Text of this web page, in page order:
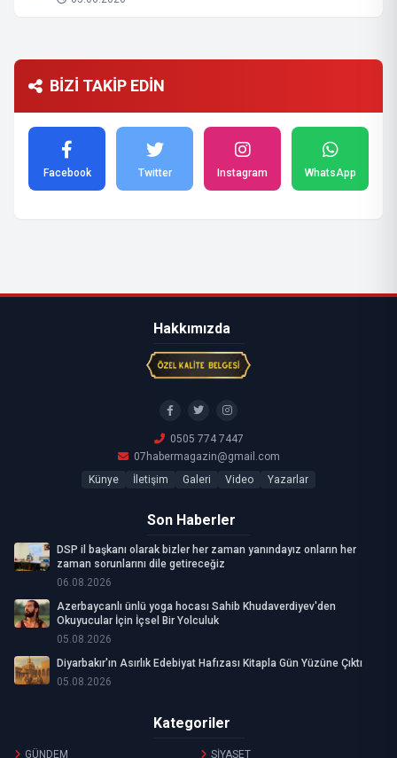
BİZİ TAKİP EDİN
Facebook Twitter Instagram WhatsApp
Hakkımızda
0505 774 7447
07habermagazin@gmail.com
Künye
İletişim Galeri Video Yazarlar
Son Haberler
DSP il başkanı olarak bizler her zaman yanındayız onların her
zaman sorunlarını dile getireceğiz
06.08.2026
Azerbaycanlı ünlü yoga hocası Sahib Khudaverdiyev'den
Okuyucular İçin İçsel Bir Yolculuk
05.08.2026
Diyarbakır'ın Asırlık Edebiyat Hafızası Kitapla Gün Yüzüne Çıktı
05.08.2026
Kategoriler
GÜNDEM SİYASET